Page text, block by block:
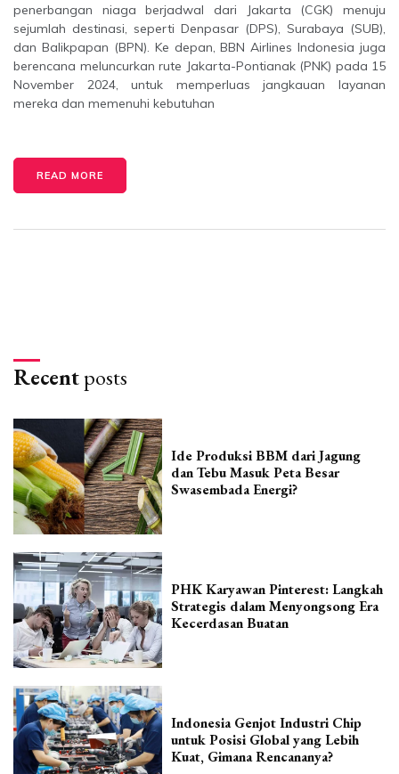
penerbangan niaga berjadwal dari Jakarta (CGK) menuju
sejumlah destinasi, seperti Denpasar (DPS), Surabaya (SUB),
dan Balikpapan (BPN). Ke depan, BBN Airlines Indonesia juga
berencana meluncurkan rute Jakarta-Pontianak (PNK) pada 15
November 2024, untuk memperluas jangkauan layanan
mereka dan memenuhi kebutuhan
READ MORE
Recentposts
Ide Produksi BBM dari Jagung
dan Tebu Masuk Peta Besar
Swasembada Energi?
PHK Karyawan Pinterest: Langkah
Strategis dalam Menyongsong Era
Kecerdasan Buatan
Indonesia Genjot Industri Chip
untuk Posisi Global yang Lebih
Kuat, Gimana Rencananya?